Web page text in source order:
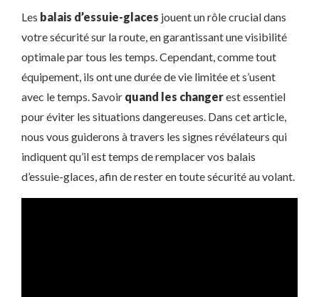
Les balais d’essuie-glaces jouent un rôle crucial dans
votre sécurité sur la route, en garantissant une visibilité
optimale par tous les temps. Cependant, comme tout
équipement, ils ont une durée de vie limitée et s’usent
avec le temps. Savoir quand les changerest essentiel
pour éviter les situations dangereuses. Dans cet article,
nous vous guiderons à travers les signes révélateurs qui
indiquent qu’il est temps de remplacer vos balais
d’essuie-glaces, afin de rester en toute sécurité au volant.